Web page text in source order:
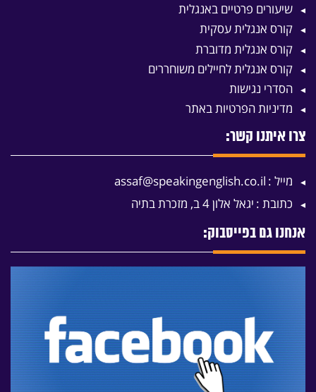
שיעורים פרטיים באנגלית
קורס אנגלית עסקית
קורס אנגלית מדוברת
קורס אנגלית לחיילים משוחררים
הסדרי נגישות
מדיניות הפרטיות באתר
צרו איתנו קשר:
מייל : assaf@speakingenglish.co.il
כתובת : יגאל אלון 4 ב, מזכרת בתיה
אנחנו גם בפייסבוק: